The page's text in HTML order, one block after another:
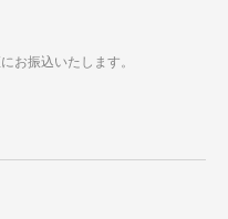
お振込いたします。